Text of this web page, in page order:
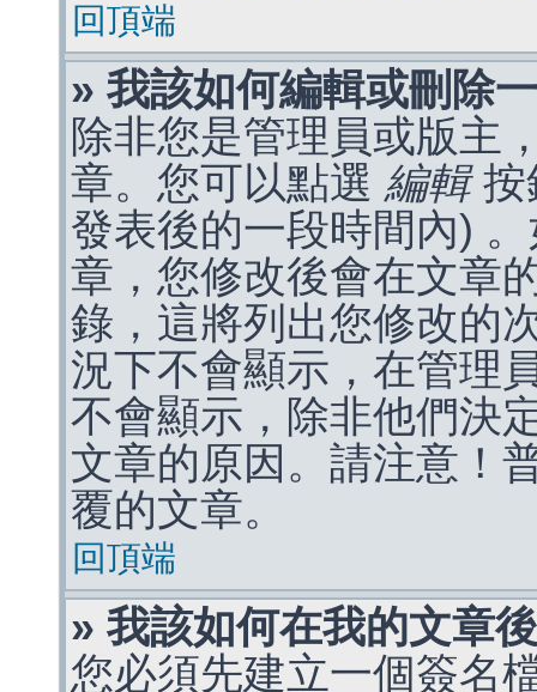
回頂端
» 我該如何編輯或刪除
除非您是管理員或版主
章。您可以點選 編輯按
發表後的一段時間內)
章，您修改後會在文章
錄，這將列出您修改的
況下不會顯示，在管理
不會顯示，除非他們決
文章的原因。請注意！
覆的文章。
回頂端
» 我該如何在我的文章
您必須先建立一個簽名